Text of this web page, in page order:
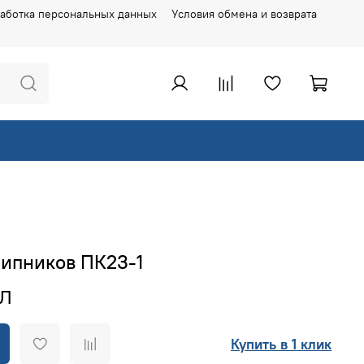
персональных данных Условия обмена и возврата
ПК23-1
Купить в 1 клик